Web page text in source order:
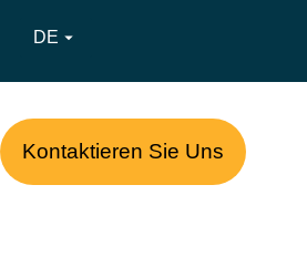
DE 
Kontaktieren Sie Uns